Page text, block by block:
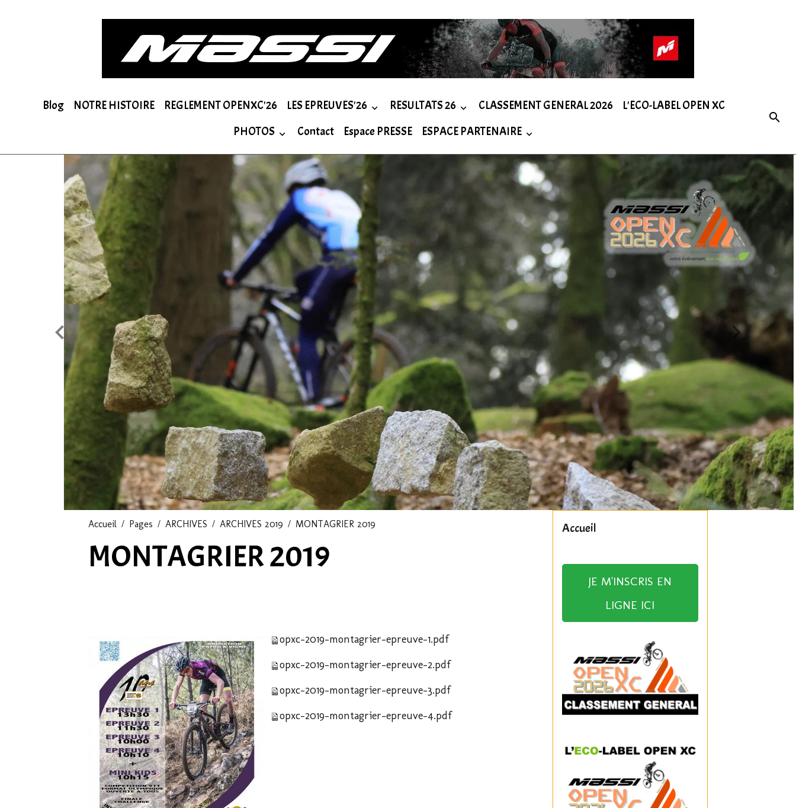
Blog NOTRE HISTOIRE REGLEMENT OPENXC'26 LES EPREUVES'26 RESULTATS 26 CLASSEMENT GENERAL 2026
L'ECO-LABEL OPEN XC
PHOTOS
Contact Espace PRESSE ESPACE PARTENAIRE
Accueil Pages ARCHIVES ARCHIVES 2019 MONTAGRIER 2019
MONTAGRIER 2019
opxc-2019-montagrier-epreuve-1.pdf
opxc-2019-montagrier-epreuve-2.pdf
opxc-2019-montagrier-epreuve-3.pdf
opxc-2019-montagrier-epreuve-4.pdf
Accueil
JE M'INSCRIS EN
LIGNE ICI